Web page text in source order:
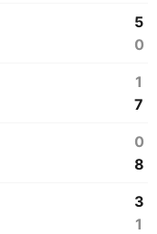
5
0
1
7
0
8
3
1